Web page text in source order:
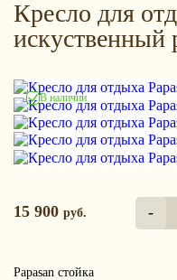
Кресло для
искуственный
В наличии
15 900 руб. -
Papasan стойка